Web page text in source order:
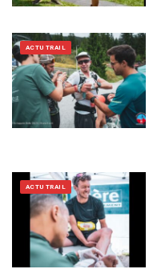
ACTU TRAIL
ACTU TRAIL